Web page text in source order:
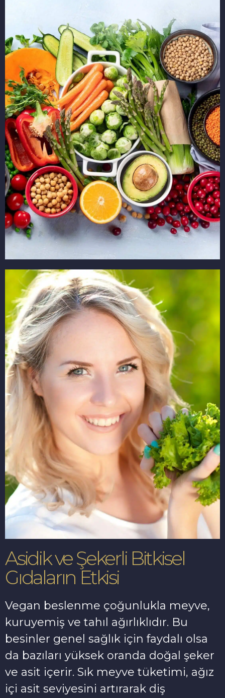
Asidik ve Şekerli Bitkisel
Gıdaların Etkisi
Vegan beslenme çoğunlukla meyve,
kuruyemiş ve tahıl ağırlıklıdır. Bu
besinler genel sağlık için faydalı olsa
da bazıları yüksek oranda doğal şeker
ve asit içerir. Sık meyve tüketimi, ağız
içi asit seviyesini artırarak diş